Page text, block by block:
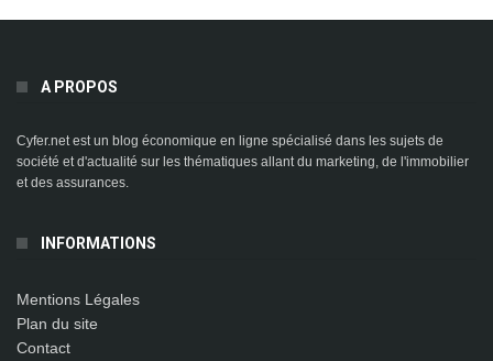
A PROPOS
Cyfer.net est un blog économique en ligne spécialisé dans les sujets de
société et d'actualité sur les thématiques allant du marketing, de l'immobilier
et des assurances.
INFORMATIONS
Mentions Légales
Plan du site
Contact